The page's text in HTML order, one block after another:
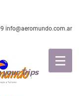
info@aeromundo.com.ar
Trips